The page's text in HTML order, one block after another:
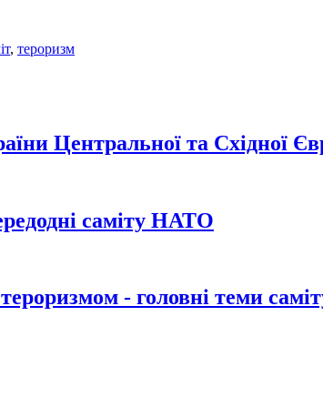
, тероризм
Центральної та Східної
саміту НАТО
- головні теми